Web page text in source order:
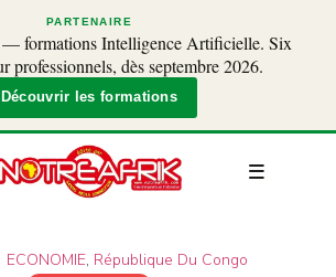
PARTENAIRE
formations Intelligence Artificielle. Six
professionnels, dès septembre 2026.
Découvrir les formations
ECONOMIE, République Du Congo